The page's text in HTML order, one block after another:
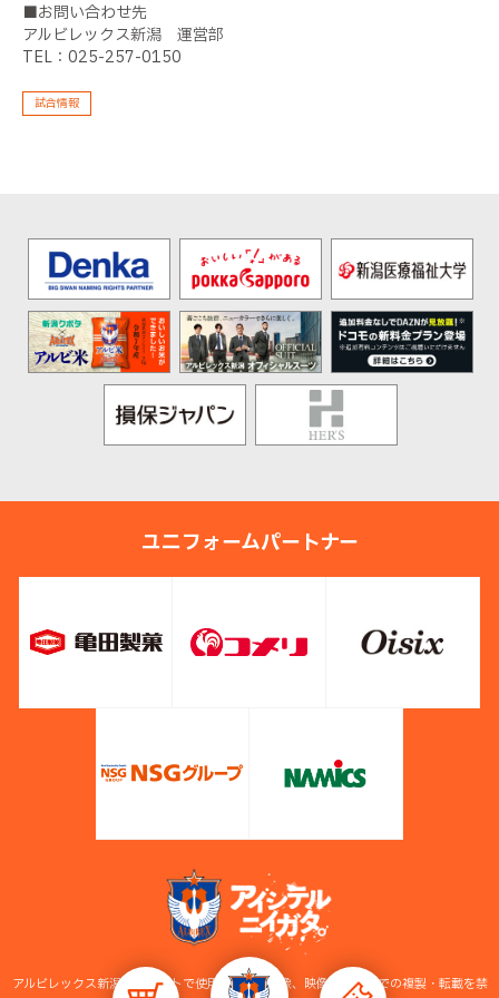
■お問い合わせ先
アルビレックス新潟 運営部
TEL：025-257-0150
試合情報
ユニフォームパートナー
アルビレックス新潟公式サイトで使用している画像、映像等の無断での複製・転載を禁